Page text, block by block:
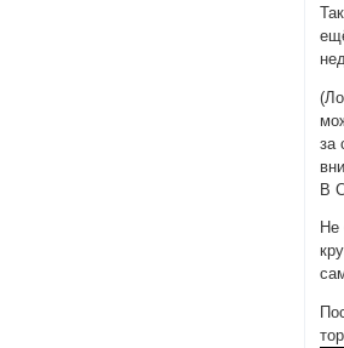
за
В
Не